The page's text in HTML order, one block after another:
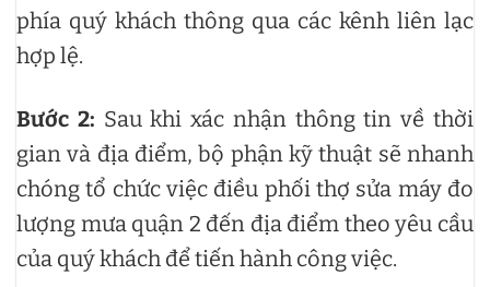
phía quý khách thông qua các kênh liên lạc
hợp lệ.
Bước 2: Sau khi xác nhận thông tin về thời
gian và địa điểm, bộ phận kỹ thuật sẽ nhanh
chóng tổ chức việc điều phối thợ sửa máy đo
lượng mưa quận 2 đến địa điểm theo yêu cầu
của quý khách để tiến hành công việc.